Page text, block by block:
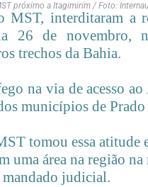
próximo a Itagimirim / Foto:
MST, interditaram
26 de novembro,
trechos da Bahia.
na via de acesso
municípios de Prado
tomou essa atitude
uma área na região
judicial.